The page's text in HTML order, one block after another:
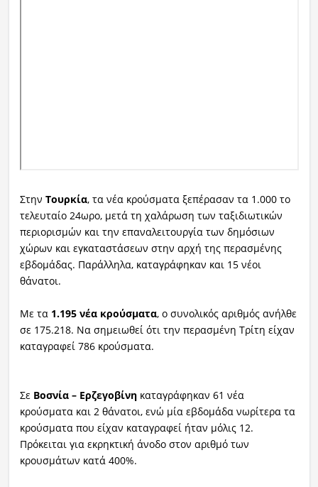
Στην Τουρκία, τα νέα κρούσματα ξεπέρασαν τα 1.000 το
τελευταίο 24ωρο, μετά τη χαλάρωση των ταξιδιωτικών
περιορισμών και την επαναλειτουργία των δημόσιων
χώρων και εγκαταστάσεων στην αρχή της περασμένης
εβδομάδας. Παράλληλα, καταγράφηκαν και 15 νέοι
θάνατοι.
Με τα 1.195 νέα κρούσματα, ο συνολικός αριθμός ανήλθε
σε 175.218. Να σημειωθεί ότι την περασμένη Τρίτη είχαν
καταγραφεί 786 κρούσματα.
Σε Βοσνία – Ερζεγοβίνηκαταγράφηκαν 61 νέα
κρούσματα και 2 θάνατοι, ενώ μία εβδομάδα νωρίτερα τα
κρούσματα που είχαν καταγραφεί ήταν μόλις 12.
Πρόκειται για εκρηκτική άνοδο στον αριθμό των
κρουσμάτων κατά 400%.